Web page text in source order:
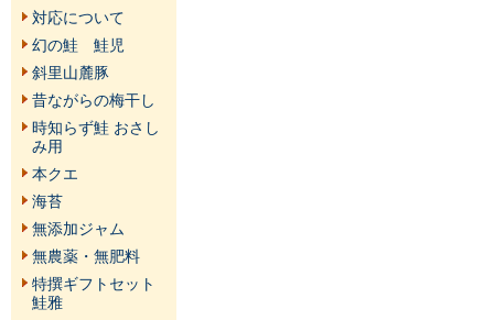
対応について
幻の鮭 鮭児
斜里山麓豚
昔ながらの梅干し
時知らず鮭 おさし
み用
本クエ
海苔
無添加ジャム
無農薬・無肥料
特撰ギフトセット
鮭雅